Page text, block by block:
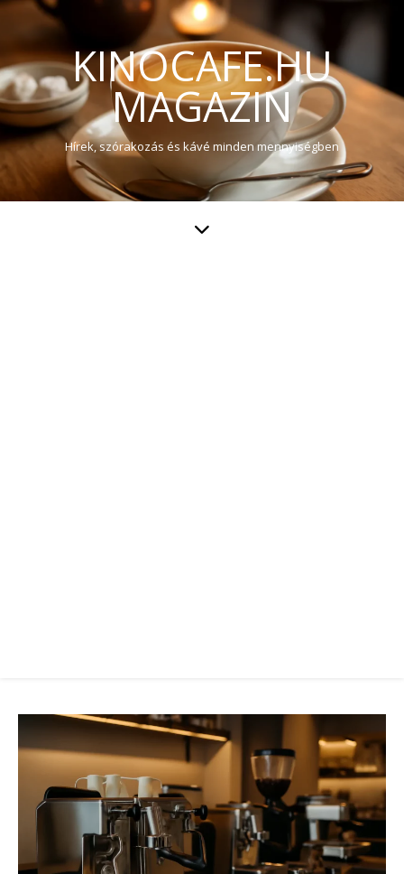
KINOCAFE.HU
MAGAZIN
Hírek, szórakozás és kávé minden mennyiségben